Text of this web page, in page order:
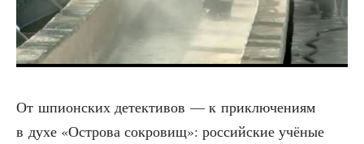
От шпи­он­ских детек­ти­вов — к при­клю­че­ни­ям
в духе «Ост­ро­ва сокро­вищ»: рос­сий­ские учё­ные